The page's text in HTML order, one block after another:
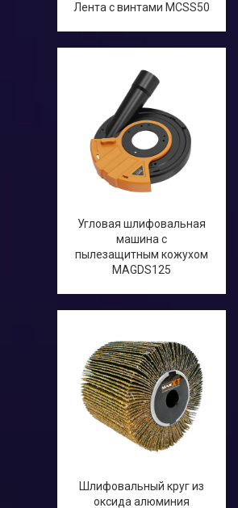
Лента с винтами MCSS50
Угловая шлифовальная
машина с
пылезащитным кожухом
MAGDS125
Шлифовальный круг из
оксида алюминия